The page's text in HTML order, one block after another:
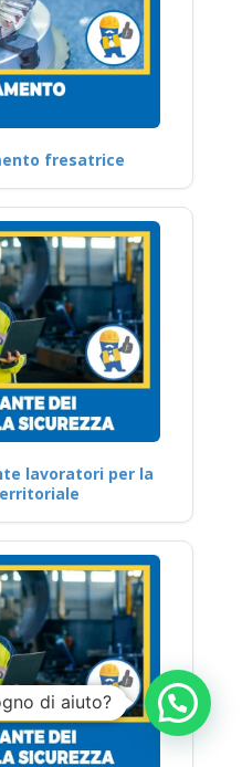
fresatrice
lavoratori per la
di aiuto?